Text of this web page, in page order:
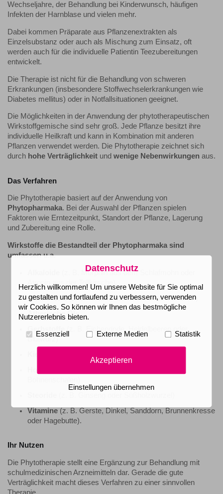
Wechseljahre, der Behandlung bei Kinderwunsch, häufigen
Infekten der Harnblase und vielen mehr.
Dabei kommen Präparate aus Pflanzenextrakten als
Einzelsubstanz oder auch als Mischung zum Einsatz, oft
werden auch für die individuelle Patientin Teezubereitungen
entwickelt.
Die Therapie ist nicht für die Behandlung von schweren
Erkrankungen (insbesondere Stoffwechselerkrankungen wie
Diabetes mellitus) oder in Notfallsituationen geeignet.
Die Möglichkeiten in der Anwendung der phytotherapeutischen
Wirkstoffgemische sind sehr groß. Jede Pflanze besitzt ihre
individuelle Heilkraft und kann in Kombination mit anderen
Pflanzen verwendet werden. Die Phytotherapie zeichnet sich
durch hohe Verträglichkeit und wenige Nebenwirkungen aus.
Das Verfahren
Die Phytotherapie basiert auf der Anwendung von
Phytopharmaka. Bei der Auswahl der Pflanzen spielen
Faktoren wie Erntezeitpunkt, Standort der Pflanze, Lagerung
und Zubereitung eine Rolle.
Wirkstoffe die Bestandteil der Phytopharmaka sind
umfassen u.a.
(z. B. Morphin aus dem Schlafmohn oder
Atropin aus der Tollkirsche),
Bitterstoffe(z. B. Enzian, Mariendistel oder Pfeffer )
Ätherische Öle
Blutwurz)
Vitamine (z. B. Gerste, Dinkel, Sanddorn, Brunnenkresse
oder Hagebutte).
Ihr Nutzen
Die Phytotherapie stellt eine Ergänzung zur Behandlung mit
schulmedizinischen Arzneimitteln dar. Gerade die gute
Verträglichkeit macht dieses Verfahren zu einer sinnvollen
Therapie.
Datenschutz
Herzlich willkommen! Um unsere Website für Sie optimal
zu gestalten und fortlaufend zu verbessern, verwenden
wir Cookies. So können wir Ihnen das bestmögliche
Nutzererlebnis bieten.
Essenziell Externe Medien Statistik
Akzeptieren
Einstellungen übernehmen